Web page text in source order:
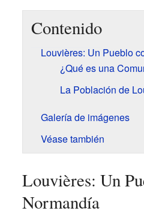
Contenido
Louvières: Un Pueblo
¿Qué es una
La Población de
Galería de imágenes
Véase también
Louvières: Un
Normandía